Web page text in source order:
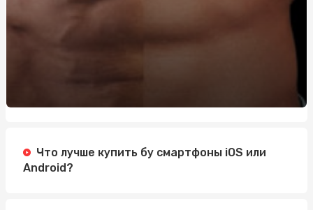
Что лучше купить бу смартфоны iOS или
Android?